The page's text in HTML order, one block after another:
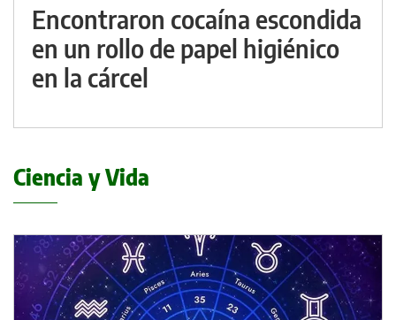
Encontraron cocaína escondida
en un rollo de papel higiénico
en la cárcel
Ciencia y Vida